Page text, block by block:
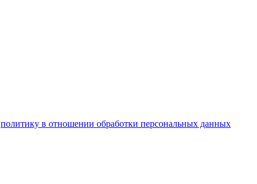
политику в отношении обработки персональных данных